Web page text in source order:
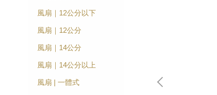
風扇｜12公分以下
風扇｜12公分
風扇｜14公分
風扇｜14公分以上
風扇 | 一體式